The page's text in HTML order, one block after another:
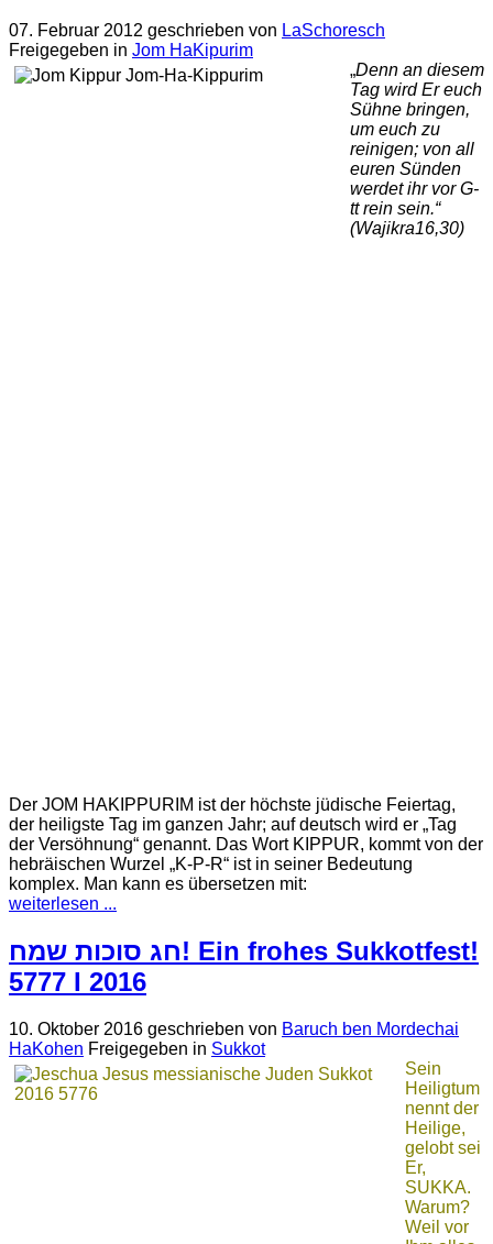
07. Februar 2012 geschrieben von LaSchoresch
Freigegeben in Jom HaKipurim
„Denn an diesem
Tag wird Ereuch
Sühne bringen,
um euch zu
reinigen; von all
euren Sünden
werdet ihr vor G-
tt rein sein.“
(Wajikra16,30)
Der JOM HAKIPPURIM ist der höchste jüdische Feiertag,
der heiligste Tag im ganzen Jahr; auf deutsch wird er „Tag
der Versöhnung“ genannt. Das Wort KIPPUR, kommt von der
hebräischen Wurzel „K-P-R“ ist in seiner Bedeutung
komplex. Man kann es übersetzen mit:
weiterlesen ...
חג סוכות שמח! Ein frohes Sukkotfest!
5777 I 2016
10. Oktober 2016 geschrieben von Baruch ben Mordechai
HaKohen Freigegeben in Sukkot
Sein
Heiligtum
nennt der
Heilige,
gelobt sei
Er,
SUKKA.
Warum?
Weil vor